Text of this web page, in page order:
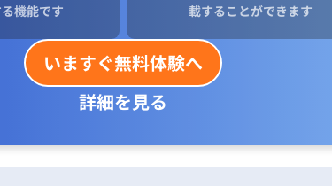
機能です
載することができます
いますぐ無料体験へ
詳細を見る